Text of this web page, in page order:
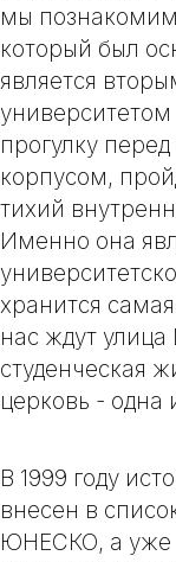
мы
который был
является
прогулку
корпусом,
тихий
Именно она
хранится
нас ждут
студенческая
церковь - одна
В 1999 году
внесен в
ЮНЕСКО, а уже